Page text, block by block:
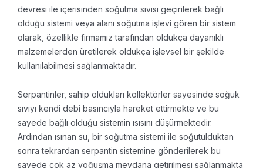
devresi ile içerisinden soğutma sıvısı geçirilerek bağlı
olduğu sistemi veya alanı soğutma işlevi gören bir sistem
olarak, özellikle firmamız tarafından oldukça dayanıklı
malzemelerden üretilerek oldukça işlevsel bir şekilde
kullanılabilmesi sağlanmaktadır.
Serpantinler, sahip oldukları kollektörler sayesinde soğuk
sıvıyı kendi debi basıncıyla hareket ettirmekte ve bu
sayede bağlı olduğu sistemin ısısını düşürmektedir.
Ardından ısınan su, bir soğutma sistemi ile soğutulduktan
sonra tekrardan serpantin sistemine gönderilerek bu
sayede çok az yoğuşma meydana getirilmesi sağlanmakta